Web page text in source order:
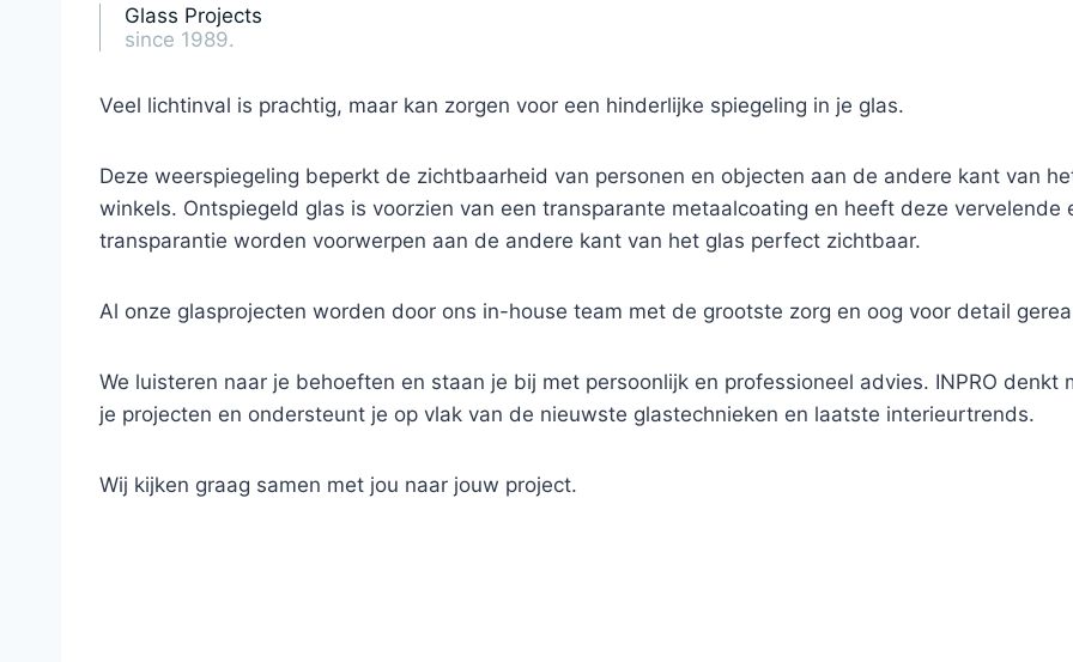
Glass Projects
since 1989.
Veel lichtinval is prachtig, maar kan zorgen voor een hinderlijke spiegeling in je glas.
Deze weerspiegeling beperkt de zichtbaarheid van personen en objecten aan de andere kant van
winkels. Ontspiegeld glas is voorzien van een transparante metaalcoating en heeft deze
transparantie worden voorwerpen aan de andere kant van het glas perfect zichtbaar.
Al onze glasprojecten worden door ons in-house team met de grootste zorg en oog voor detail
We luisteren naar je behoeften en staan je bij met persoonlijk en professioneel advies. INPRO
je projecten en ondersteunt je op vlak van de nieuwste glastechnieken en laatste interieurtrends.
Wij kijken graag samen met jou naar jouw project.